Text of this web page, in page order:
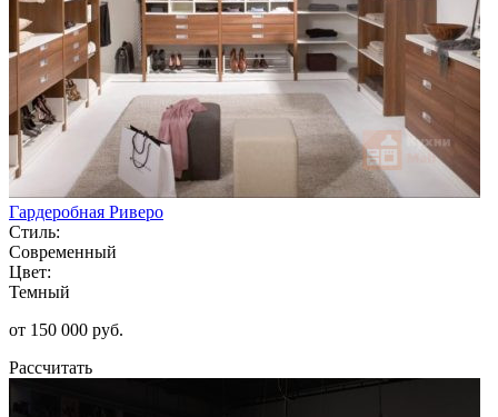
Гардеробная Риверо
Стиль:
Современный
Цвет:
Темный
от 150 000 руб.
Рассчитать